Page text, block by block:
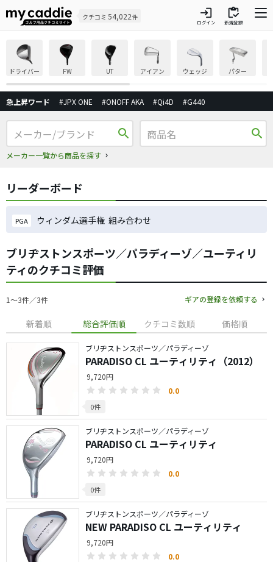
クチコミ 54,022件 login
ログイン
inventory
新規登録
ドライバー FW UT アイアン ウェッジ パター
急上昇ワード #JPX ONE #ONOFF AKA #Qi4D #G440
search
メーカー一覧から商品を探す
search
リーダーボード
PGA ウィンダム選手権 組み合わせ
ブリヂストンスポーツ／パラディーゾ／ユーティリ
ティのクチコミ評価
1〜3件／3件 ギアの登録を依頼する
新着順 総合評価順 クチコミ数順 価格順
ブリヂストンスポーツ／パラディーゾ
PARADISO CL ユーティリティ（2012）
9,720円
0.0
0件
ブリヂストンスポーツ／パラディーゾ
PARADISO CL ユーティリティ
9,720円
0.0
0件
ブリヂストンスポーツ／パラディーゾ
NEW PARADISO CL ユーティリティ
9,720円
0.0